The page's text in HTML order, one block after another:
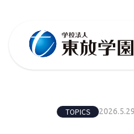
TOPICS 2026.5.29